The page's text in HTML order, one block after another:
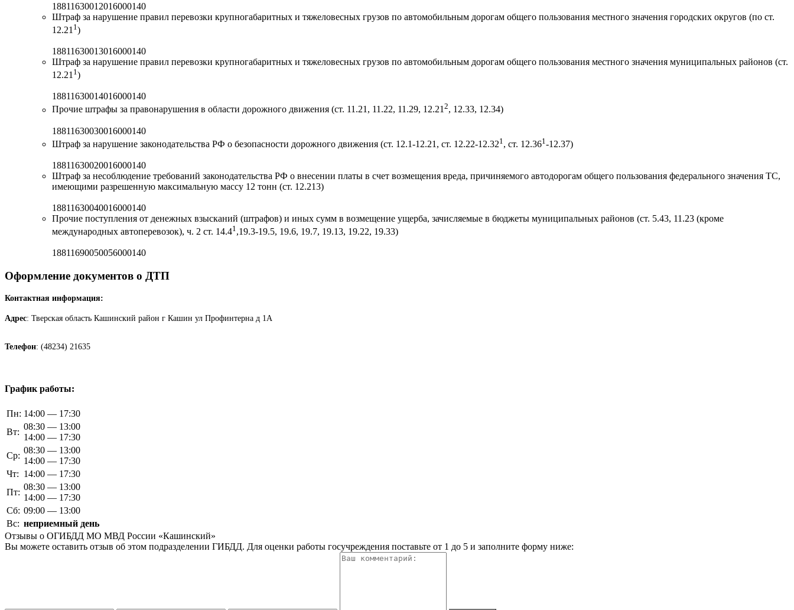
18811630012016000140
Штраф за нарушение правил перевозки крупногабаритных и тяжеловесных грузов по автомобильным дорогам общего пользования местного значения городских округов (по ст.
12.21 1 )
18811630013016000140
Штраф за нарушение правил перевозки крупногабаритных и тяжеловесных грузов по автомобильным дорогам общего пользования местного значения муниципальных районов (ст.
12.21 1)
18811630014016000140
Прочие штрафы за правонарушения в области дорожного движения (ст. 11.21, 11.22, 11.29, 12.212, 12.33, 12.34)
18811630030016000140
Штраф за нарушение законодательства РФ о безопасности дорожного движения (ст. 12.1-12.21, ст. 12.22-12.321 , ст. 12.361 -12.37)
18811630020016000140
Штраф за несоблюдение требований законодательства РФ о внесении платы в счет возмещения вреда, причиняемого автодорогам общего пользования федерального значения ТС,
имеющими разрешенную максимальную массу 12 тонн (ст. 12.213)
18811630040016000140
Прочие поступления от денежных взысканий (штрафов) и иных сумм в возмещение ущерба, зачисляемые в бюджеты муниципальных районов (ст. 5.43, 11.23 (кроме
международных автоперевозок), ч. 2 ст. 14.41 ,19.3-19.5, 19.6, 19.7, 19.13, 19.22, 19.33)
18811690050056000140
Оформление документов о ДТП
Контактная информация:
Адрес: Тверская область Кашинский район г Кашин ул Профинтерна д 1А
Телефон: (48234) 21635
График работы:
Пн: 14:00 — 17:30
Вт:
08:30 — 13:00
14:00 — 17:30
Ср:
08:30 — 13:00
14:00 — 17:30
Чт: 14:00 — 17:30
Пт:
08:30 — 13:00
14:00 — 17:30
Сб: 09:00 — 13:00
Вс: неприемный день
Отзывы о ОГИБДД МО МВД России «Кашинский»
Вы можете оставить отзыв об этом подразделении ГИБДД. Для оценки работы госучреждения поставьте от 1 до 5 и заполните форму ниже: